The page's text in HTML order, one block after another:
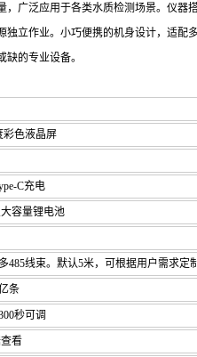
广泛应用于各类水质检测场景。仪
立作业。小巧便携的机身设计，适
的专业设备。
彩色液晶屏
C充电
容量锂电池
485线束。默认5米，可根据用户需求定制
条
秒可调
看